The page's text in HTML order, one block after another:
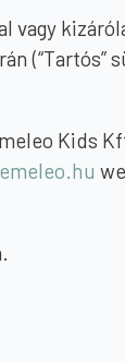
vagy
(“Tartós”
Kids